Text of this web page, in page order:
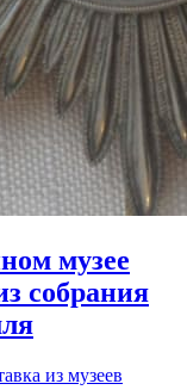
музее
собрания
из музеев